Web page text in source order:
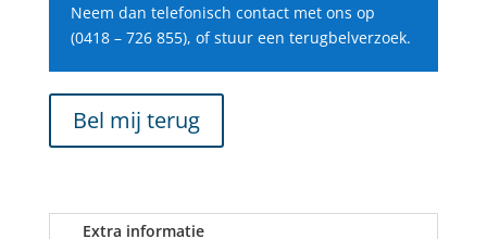
Neem dan telefonisch contact met ons op
(0418 – 726 855), of stuur een terugbelverzoek.
Bel mij terug
Extra informatie